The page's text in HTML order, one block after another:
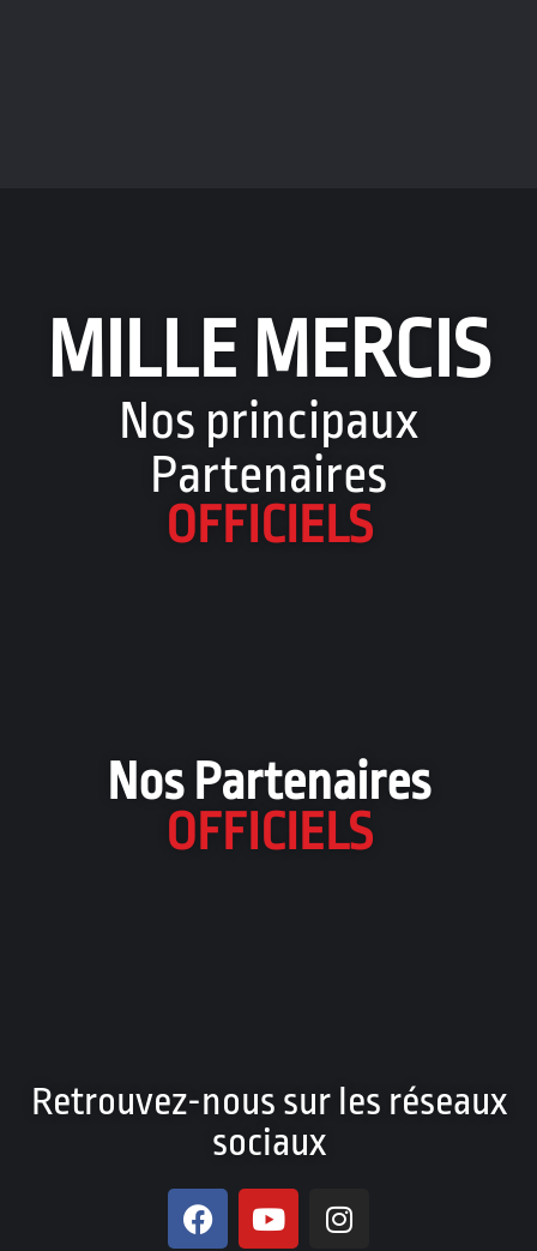
MILLE MERCIS
Nos principaux
Partenaires
OFFICIELS
Nos Partenaires
OFFICIELS
Retrouvez-nous sur les réseaux
sociaux